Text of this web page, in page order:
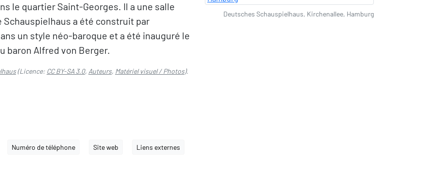
le quartier Saint-Georges. Il a une salle
Schauspielhaus a été construit par
un style néo-baroque et a été inauguré le
baron Alfred von Berger.
(Licence: CC BY-SA 3.0, Auteurs, Matériel visuel / Photos).
Numéro de téléphone Site web Liens externes
Deutsches Schauspielhaus, Kirchenallee, Hamburg